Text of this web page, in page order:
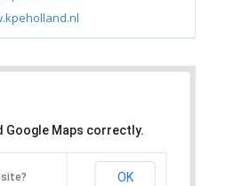
Google Maps correctly.
OK